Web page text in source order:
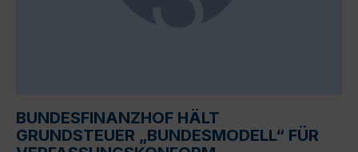
BUNDESFINANZHOF HÄLT
GRUNDSTEUER „BUNDESMODELL“ FÜR